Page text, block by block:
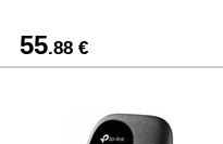
55.88 €